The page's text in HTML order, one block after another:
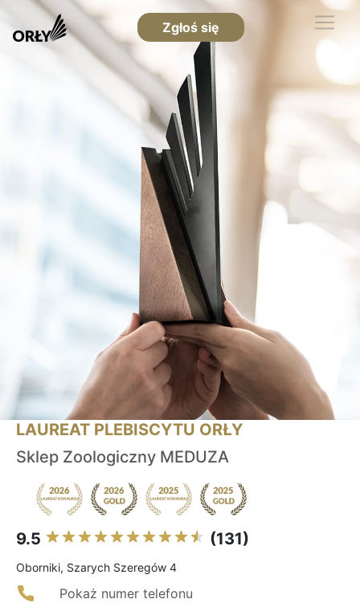
Zgłoś się
LAUREAT PLEBISCYTU ORŁY
Sklep Zoologiczny MEDUZA
9.5 (131)
Oborniki, Szarych Szeregów 4
Pokaż numer telefonu